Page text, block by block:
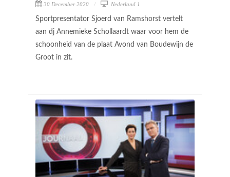
30 December 2020 Nederland 1
Sportpresentator Sjoerd van Ramshorst vertelt
aan dj Annemieke Schollaardt waar voor hem de
schoonheid van de plaat Avond van Boudewijn de
Groot in zit.